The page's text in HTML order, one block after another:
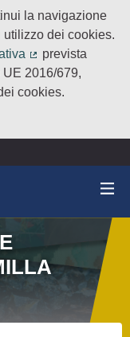
la navigazione
dei cookies.
(Collegamento
prevista
2016/679,
cookies.